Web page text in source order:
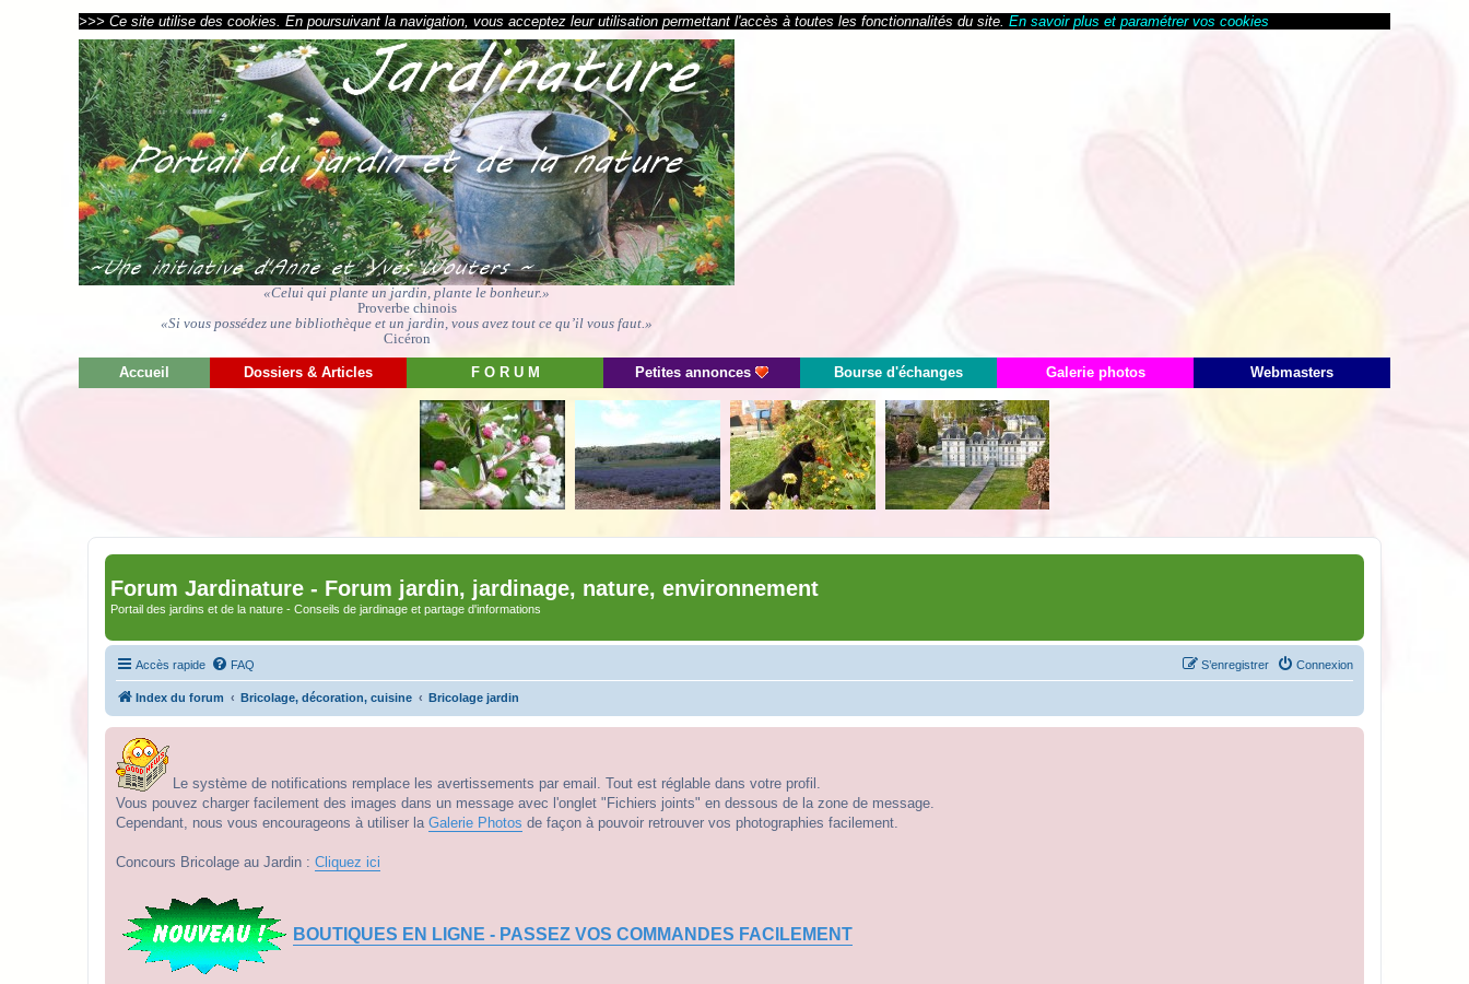
>>> Ce site utilise des cookies. En poursuivant la navigation, vous acceptez leur utilisation permettant l'accès à toutes les fonctionnalités du site. En savoir plus et paramétrer vos cookies
«Celui qui plante un jardin, plante le bonheur.»
Proverbe chinois
«Si vous possédez une bibliothèque et un jardin, vous avez tout ce qu’il vous faut.»
Cicéron
Accueil Dossiers & Articles F O R U M Petites annonces Bourse d'échanges Galerie photos Webmasters
Forum Jardinature - Forum jardin, jardinage, nature, environnement
Portail des jardins et de la nature - Conseils de jardinage et partage d'informations
Accès rapide FAQ Connexion
S’enregistrer
Index du forum Bricolage, décoration, cuisine Bricolage jardin
Le système de notifications remplace les avertissements par email. Tout est réglable dans votre profil.
Vous pouvez charger facilement des images dans un message avec l'onglet "Fichiers joints" en dessous de la zone de message.
Cependant, nous vous encourageons à utiliser la Galerie Photos de façon à pouvoir retrouver vos photographies facilement.
Concours Bricolage au Jardin : Cliquez ici
BOUTIQUES EN LIGNE - PASSEZ VOS COMMANDES FACILEMENT